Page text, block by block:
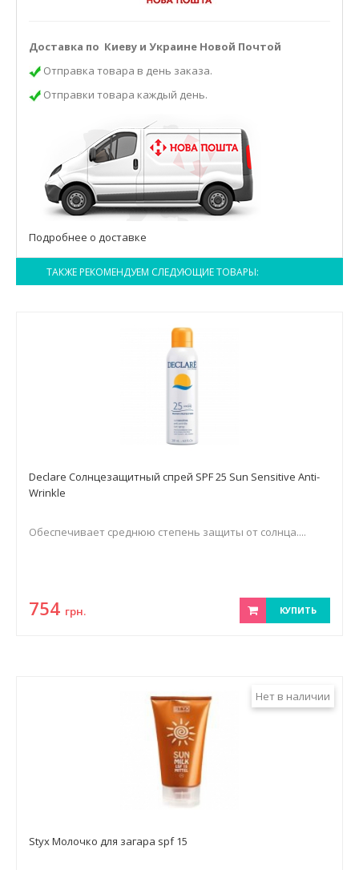
Доставка по Киеву и Украине Новой Почтой
Отправка товара в день заказа.
Отправки товара каждый день.
Подробнее о доставке
ТАКЖЕ РЕКОМЕНДУЕМ СЛЕДУЮЩИЕ ТОВАРЫ:
Declare Солнцезащитный спрей SPF 25 Sun Sensitive Anti-
Wrinkle
Обеспечивает среднюю степень защиты от солнца....
754 грн. КУПИТЬ
Нет в наличии
Styx Молочко для загара spf 15